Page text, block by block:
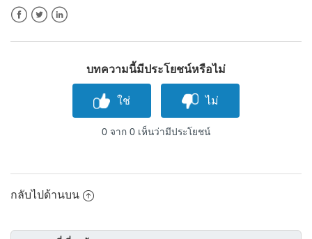
บทความนี้มีประโยชน์หรือไม่
0 จาก 0 เห็นว่ามีประโยชน์
กลับไปด้านบน